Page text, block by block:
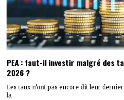
PEA : faut-il investir malgré des
2026 ?
Les taux n’ont pas encore dit leur
la